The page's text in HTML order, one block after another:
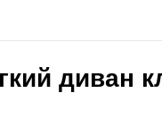
диван